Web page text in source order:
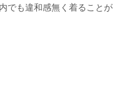
でも違和感無く着ることが